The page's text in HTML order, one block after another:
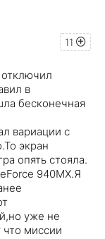
11
в
бесконечная
вариации с
экран
опять стояла.
940MX.Я
уже не
миссии